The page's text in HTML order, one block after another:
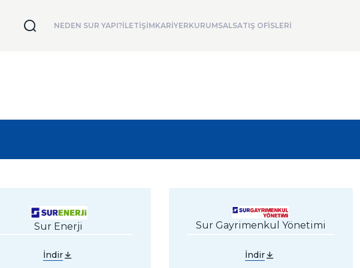
NEDEN SUR YAPI?İLETİŞİMKARİYERKURUMSALSATIŞ OFİSLERİ
Sur Enerji
İndir
Sur Gayrimenkul Yönetimi
İndir